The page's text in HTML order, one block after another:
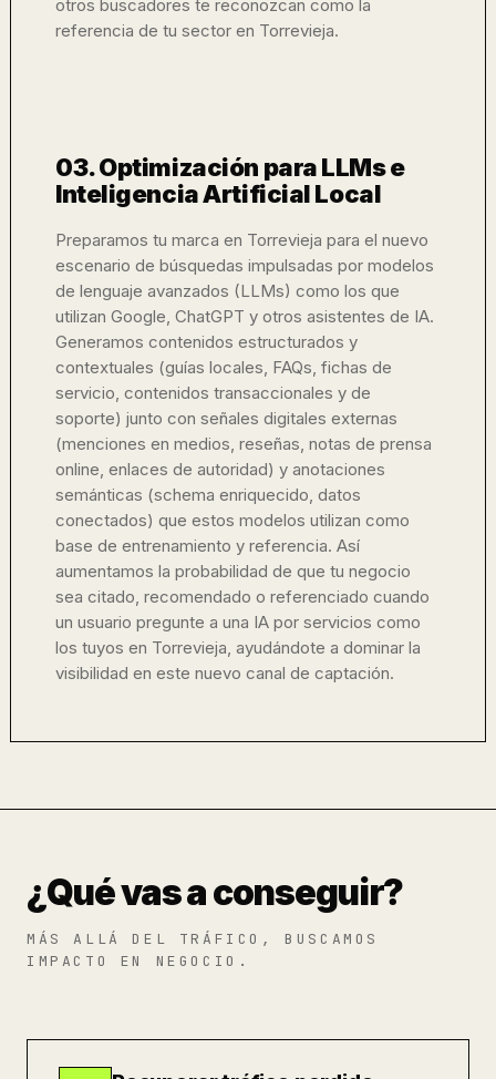
otros buscadores te reconozcan como la
referencia de tu sector en Torrevieja.
03. Optimización para LLMs e
Inteligencia Artificial Local
Preparamos tu marca en Torrevieja para el nuevo
escenario de búsquedas impulsadas por modelos
de lenguaje avanzados (LLMs) como los que
utilizan Google, ChatGPT y otros asistentes de IA.
Generamos contenidos estructurados y
contextuales (guías locales, FAQs, fichas de
servicio, contenidos transaccionales y de
soporte) junto con señales digitales externas
(menciones en medios, reseñas, notas de prensa
online, enlaces de autoridad) y anotaciones
semánticas (schema enriquecido, datos
conectados) que estos modelos utilizan como
base de entrenamiento y referencia. Así
aumentamos la probabilidad de que tu negocio
sea citado, recomendado o referenciado cuando
un usuario pregunte a una IA por servicios como
los tuyos en Torrevieja, ayudándote a dominar la
visibilidad en este nuevo canal de captación.
¿Qué vas a conseguir?
MÁS ALLÁ DEL TRÁFICO, BUSCAMOS
IMPACTO EN NEGOCIO.